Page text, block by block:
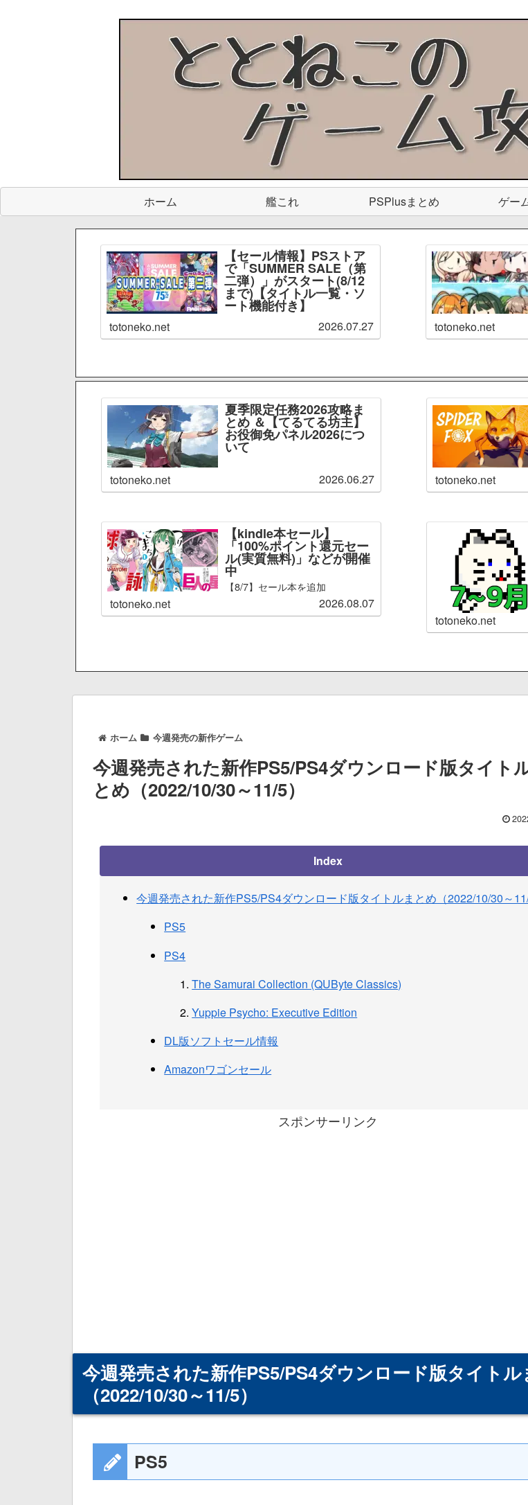
ホーム 艦これ PSPlusまとめ ゲー
【セール情報】PSストア
で「SUMMER SALE（第
二弾）」がスタート(8/12
まで)【タイトル一覧・ソ
ート機能付き】
totoneko.net 2026.07.27 totoneko.net
夏季限定任務2026攻略ま
とめ ＆【てるてる坊主】
お役御免パネル2026につ
いて
totoneko.net 2026.06.27
【kindle本セール】
「100%ポイント還元セー
ル(実質無料)」などが開催
中
【8/7】セール本を追加
totoneko.net 2026.08.07
totoneko.net
totoneko.net
ホーム 今週発売の新作ゲーム
今週発売された新作PS5/PS4ダウンロード版タイト
とめ（2022/10/30～11/5）
Index
今週発売された新作PS5/PS4ダウンロード版タイトルまとめ（2022/10/30～11/
PS5
PS4
The Samurai Collection (QUByte Classics)
Yuppie Psycho: Executive Edition
DL版ソフトセール情報
Amazonワゴンセール
スポンサーリンク
今週発売された新作PS5/PS4ダウンロード版タイト
（2022/10/30～11/5）
PS5